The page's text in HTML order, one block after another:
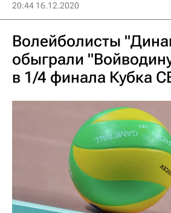
20:44 16.12.2020
Волейболисты
обыграли
в 1/4 финала Кубка